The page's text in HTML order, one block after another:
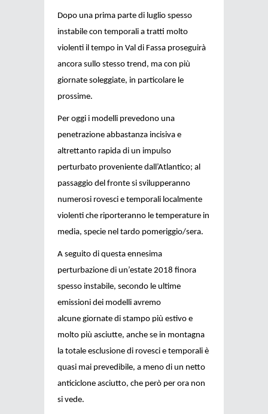
Dopo una prima parte di luglio spesso
instabile con temporali a tratti molto
violenti il tempo in Val di Fassa proseguirà
ancora sullo stesso trend, ma con più
giornate soleggiate, in particolare le
prossime.
Per oggi i modelli prevedono una
penetrazione abbastanza incisiva e
altrettanto rapida di un impulso
perturbato proveniente dall’Atlantico; al
passaggio del fronte si svilupperanno
numerosi rovesci e temporali localmente
violenti che riporteranno le temperature in
media, specie nel tardo pomeriggio/sera.
A seguito di questa ennesima
perturbazione di un’estate 2018 finora
spesso instabile, secondo le ultime
emissioni dei modelli avremo
alcune giornate di stampo più estivo e
molto più asciutte, anche se in montagna
la totale esclusione di rovesci e temporali è
quasi mai prevedibile, a meno di un netto
anticiclone asciutto, che però per ora non
si vede.